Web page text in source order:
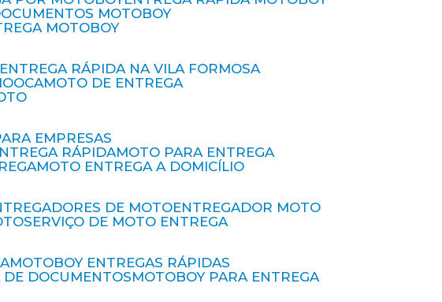
MOTOBOY
MOTOBOY
ENTREGA RÁPIDA NA VILA FORMOSA
MOTO DE ENTREGA
EMPRESAS
RÁPIDA
MOTO PARA ENTREGA
MOTO ENTREGA A DOMICÍLIO
DE MOTO
ENTREGADOR MOTO
SERVIÇO DE MOTO ENTREGA
MOTOBOY ENTREGAS RÁPIDAS
DE DOCUMENTOS
MOTOBOY PARA ENTREGA